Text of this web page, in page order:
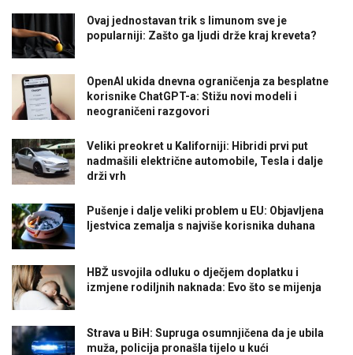
Ovaj jednostavan trik s limunom sve je
popularniji: Zašto ga ljudi drže kraj kreveta?
OpenAI ukida dnevna ograničenja za besplatne
korisnike ChatGPT-a: Stižu novi modeli i
neograničeni razgovori
Veliki preokret u Kaliforniji: Hibridi prvi put
nadmašili električne automobile, Tesla i dalje
drži vrh
Pušenje i dalje veliki problem u EU: Objavljena
ljestvica zemalja s najviše korisnika duhana
HBŽ usvojila odluku o dječjem doplatku i
izmjene rodiljnih naknada: Evo što se mijenja
Strava u BiH: Supruga osumnjičena da je ubila
muža, policija pronašla tijelo u kući